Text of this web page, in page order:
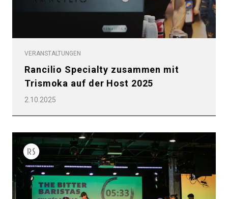
VERANSTALTUNGEN
Rancilio Specialty zusammen mit
Trismoka auf der Host 2025
2.10.2025